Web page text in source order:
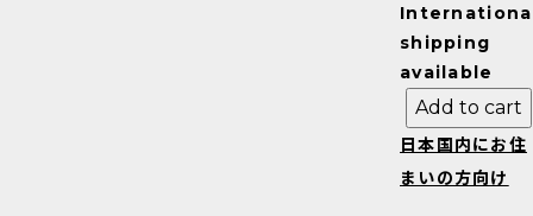
shipping
available
Add to cart
日本国内にお住
まいの方向け